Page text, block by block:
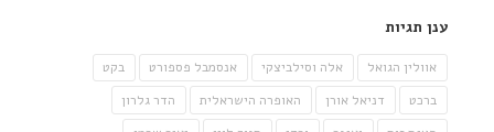
ענן תגיות
אוולין הגואל אלה וסילביצקי אנסמבל פספורט
בקט
ברכט
דניאל אורן האופרה הישראלית
הדר גלרון